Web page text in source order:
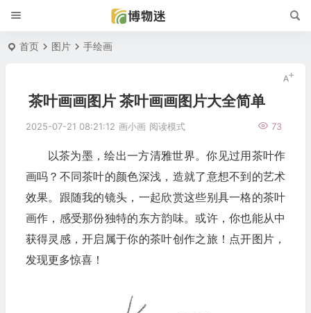
首页 图片 手绘画
茶叶画画图片 茶叶画画图片大全简单
2025-07-21 08:21:12 画小画 73
阅读模式
以茶为墨，绘出一方清雅世界。你见过用茶叶作
画吗？不同茶叶的颜色深浅，造就了意想不到的艺术
效果。跟随我的镜头，一起欣赏这些别具一格的茶叶
画作，感受那份独特的东方韵味。或许，你也能从中
获得灵感，开启属于你的茶叶创作之旅！点开图片，
发现更多惊喜！